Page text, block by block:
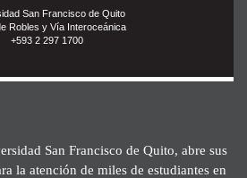
San Francisco de Quito
Robles y Vía Interoceánica
+593 2 297 1700
San Francisco de Quito, abre sus
la atención de miles de estudiantes en